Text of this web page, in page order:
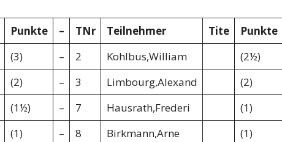
Punkte – TNr Teilnehmer Tite Punkte
(3) – 2 Kohlbus,William (2½)
(2) – 3 Limbourg,Alexand (2)
(1½) – 7 Hausrath,Frederi (1)
(1) – 8 Birkmann,Arne (1)